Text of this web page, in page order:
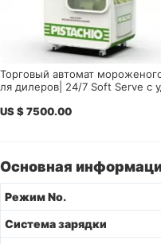
Торговый автомат
ля дилеров| 24/7 Soft Serve с
US $ 7500.00
Основная
Режим No.
Система зарядки